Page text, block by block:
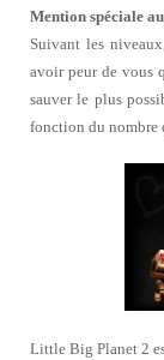
Mention spéciale
Suivant les
avoir peur de vous
sauver le plus
fonction du nombre
Little Big Planet 2